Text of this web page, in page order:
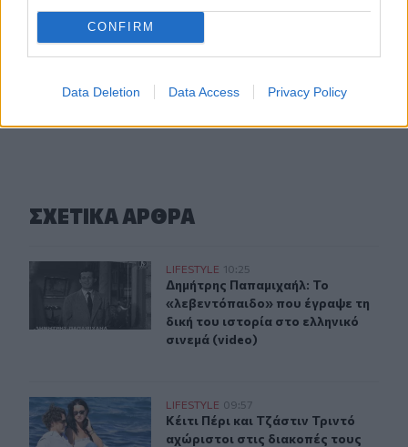
CONFIRM
Data Deletion Data Access Privacy Policy
Αυτά τα τρία ζώδια προσελκύουν σημαντική οικονομική
ΠΕΡΙΣΣΟΤΕΡΑ
ΣΧΕΤΙΚA AΡΘΡΑ
Δημήτρης Παπαμιχαήλ: Το «λεβεντόπαιδο» που έγραψε
LIFESTYLE 10:25
Δημήτρης Παπαμιχαήλ: Το
Δημήτρης Παπαμιχαήλ: Το
«λεβεντόπαιδο» που έγραψε τη
δική του ιστορία στο ελληνικό
σινεμά (video)
Κέιτι Πέρι και Τζάστιν Τριντό αχώριστοι στις
LIFESTYLE 09:57
Κέιτι Πέρι και Τζάστιν Τριντό
Κέιτι Πέρι και Τζάστιν Τριντό
αχώριστοι στις διακοπές τους